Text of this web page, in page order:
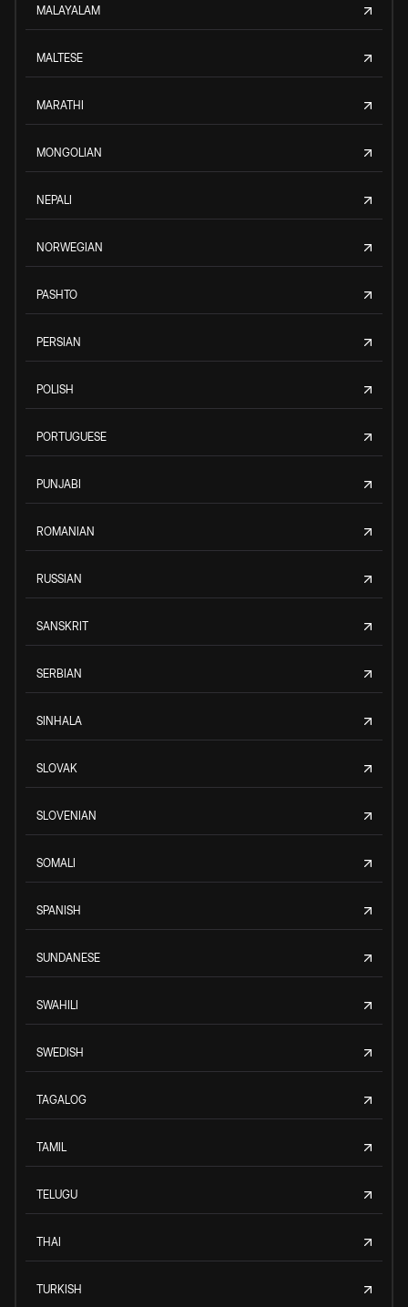
MALAYALAM
MALTESE
MARATHI
MONGOLIAN
NEPALI
NORWEGIAN
PASHTO
PERSIAN
POLISH
PORTUGUESE
PUNJABI
ROMANIAN
RUSSIAN
SANSKRIT
SERBIAN
SINHALA
SLOVAK
SLOVENIAN
SOMALI
SPANISH
SUNDANESE
SWAHILI
SWEDISH
TAGALOG
TAMIL
TELUGU
THAI
TURKISH